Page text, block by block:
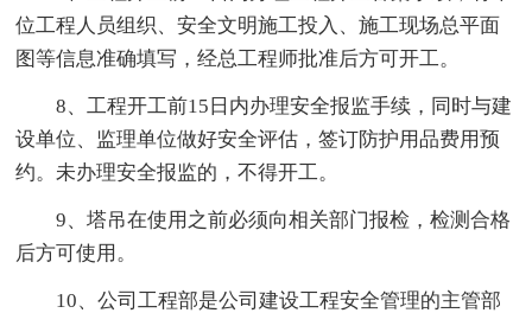
位工程人员组织、安全文明施工投入、施工现场总平面
图等信息准确填写，经总工程师批准后方可开工。
8、工程开工前15日内办理安全报监手续，同时与建
设单位、监理单位做好安全评估，签订防护用品费用预
约。未办理安全报监的，不得开工。
9、塔吊在使用之前必须向相关部门报检，检测合格
后方可使用。
10、公司工程部是公司建设工程安全管理的主管部